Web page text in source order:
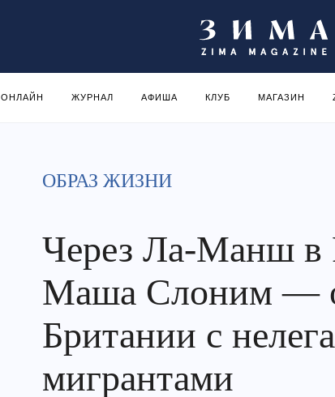
ОНЛАЙН ЖУРНАЛ АФИША КЛУБ МАГАЗИН
ОБРАЗ ЖИЗНИ
Через Ла-Манш в
Маша Слоним —
Британии с
мигрантами